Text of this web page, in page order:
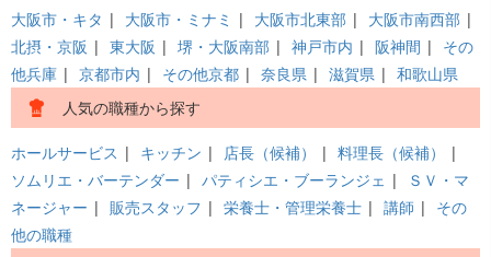
大阪市・キタ | 大阪市・ミナミ | 大阪市北東部 | 大阪市南西部 |
北摂・京阪 | 東大阪 | 堺・大阪南部 | 神戸市内 | 阪神間 | その
他兵庫 | 京都市内 | その他京都 | 奈良県 | 滋賀県 | 和歌山県
人気の職種から探す
ホールサービス | キッチン | 店長（候補） | 料理長（候補）
|
ソムリエ・バーテンダー | パティシエ・ブーランジェ |
ＳＶ・マ
ネージャー | 販売スタッフ | 栄養士・管理栄養士 | 講師 | その
他の職種